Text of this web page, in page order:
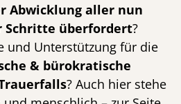
Abwicklung aller nun
Schritte überfordert?
und Unterstützung für die
& bürokratische
? Auch hier stehe